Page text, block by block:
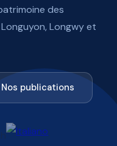
des
Longwy et
Nos publications